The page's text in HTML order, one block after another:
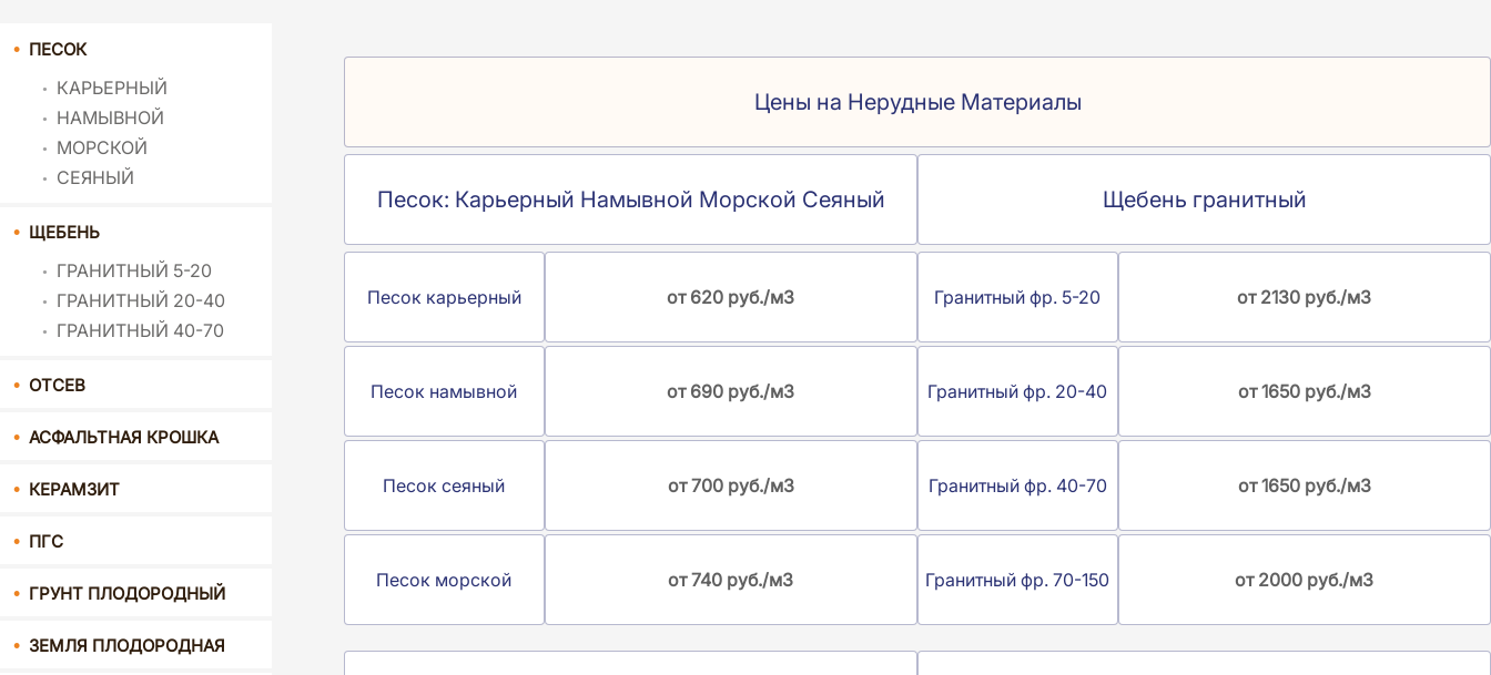
Цены на Нерудные Материалы
Песок: Карьерный Намывной Морской Сеяный
Песок карьерный
Песок намывной
Песок сеяный
Песок морской
от 620 руб./м3
от 690 руб./м3
от 700 руб./м3
от 740 руб./м3
Щебень гранитный
Гранитный фр. 5-20
Гранитный фр. 20-40
Гранитный фр. 40-70
Гранитный фр. 70-150
от 2130 руб./м3
от 1650 руб./м3
от 1650 руб./м3
от 2000 руб./м3
ПЕСОК
КАРЬЕРНЫЙ
НАМЫВНОЙ
МОРСКОЙ
СЕЯНЫЙ
ЩЕБЕНЬ
ГРАНИТНЫЙ 5-20
ГРАНИТНЫЙ 20-40
ГРАНИТНЫЙ 40-70
ОТСЕВ
АСФАЛЬТНАЯ КРОШКА
КЕРАМЗИТ
ПГС
ГРУНТ ПЛОДОРОДНЫЙ
ЗЕМЛЯ ПЛОДОРОДНАЯ